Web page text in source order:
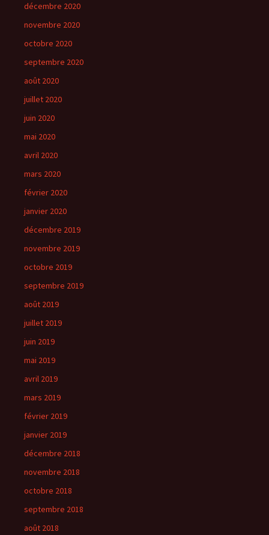
décembre 2020
novembre 2020
octobre 2020
septembre 2020
août 2020
juillet 2020
juin 2020
mai 2020
avril 2020
mars 2020
février 2020
janvier 2020
décembre 2019
novembre 2019
octobre 2019
septembre 2019
août 2019
juillet 2019
juin 2019
mai 2019
avril 2019
mars 2019
février 2019
janvier 2019
décembre 2018
novembre 2018
octobre 2018
septembre 2018
août 2018